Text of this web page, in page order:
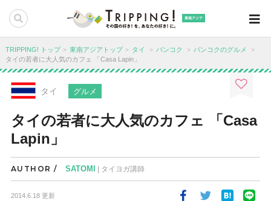
東南アジア
TRIPPING! トップ 東南アジアトップ タイ バンコク
バンコクのグルメ
タイの若者に大人気のカフェ 「Casa Lapin」
タイ グルメ
タイの若者に大人気のカフェ 「Casa
Lapin」
AUTHOR / SATOMI | タイヨガ講師
2014.6.18 更新